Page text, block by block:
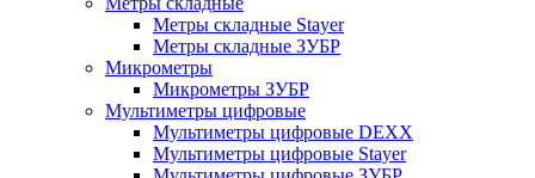
Метры складные Stayer
Метры складные ЗУБР
Микрометры
Микрометры ЗУБР
Мультиметры цифровые
Мультиметры цифровые DEXX
Мультиметры цифровые Stayer